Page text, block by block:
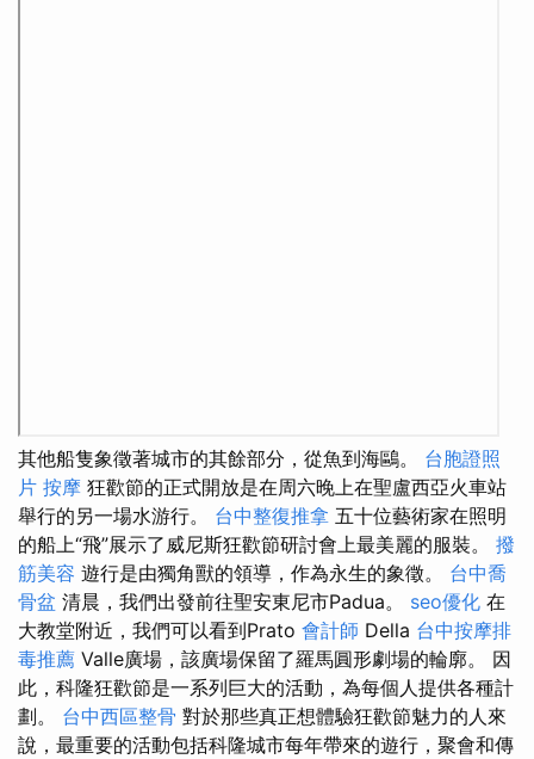
其他船隻象徵著城市的其餘部分，從魚到海鷗。 台胞證照
片 按摩 狂歡節的正式開放是在周六晚上在聖盧西亞火車站
舉行的另一場水游行。 台中整復推拿 五十位藝術家在照明
的船上“飛”展示了威尼斯狂歡節研討會上最美麗的服裝。 撥
筋美容 遊行是由獨角獸的領導，作為永生的象徵。 台中喬
骨盆 清晨，我們出發前往聖安東尼市Padua。 seo優化 在
大教堂附近，我們可以看到Prato 會計師 Della 台中按摩排
毒推薦 Valle廣場，該廣場保留了羅馬圓形劇場的輪廓。 因
此，科隆狂歡節是一系列巨大的活動，為每個人提供各種計
劃。 台中西區整骨 對於那些真正想體驗狂歡節魅力的人來
說，最重要的活動包括科隆城市每年帶來的遊行，聚會和傳